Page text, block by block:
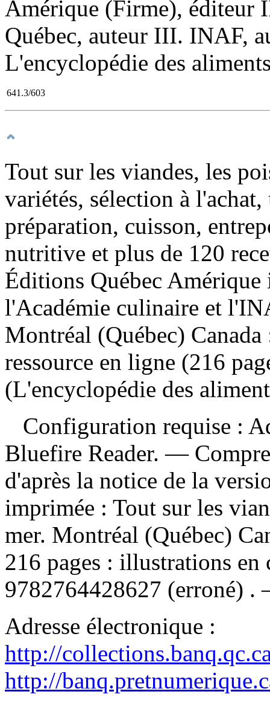
Amérique (Firme), éditeur
Québec, auteur III. INAF,
L'encyclopédie des
641.3/603
Tout sur les viandes, les
variétés, sélection à
préparation, cuisson,
nutritive et plus de 120
Éditions Québec Amérique
l'Académie culinaire et
Montréal (Québec)
ressource en ligne (216
(L'encyclopédie des
Configuration requise :
Bluefire Reader. —
d'après la notice de la
imprimée : Tout sur les
mer. Montréal (Québec)
216 pages : illustrations
9782764428627 (erroné)
Adresse électronique :
http://
http://